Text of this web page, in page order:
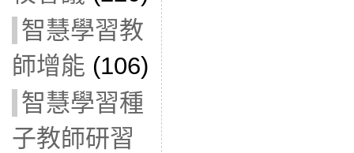
智慧學習教
師增能 (106)
智慧學習種
子教師研習